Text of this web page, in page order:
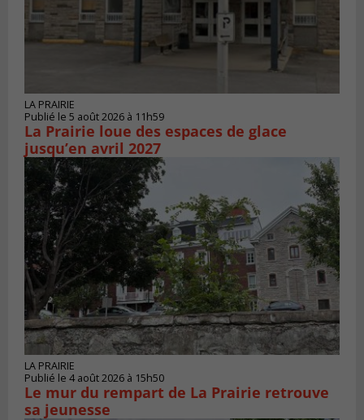
LA PRAIRIE
Publié le 5 août 2026 à 11h59
La Prairie loue des espaces de glace
jusqu’en avril 2027
LA PRAIRIE
Publié le 4 août 2026 à 15h50
Le mur du rempart de La Prairie retrouve
sa jeunesse